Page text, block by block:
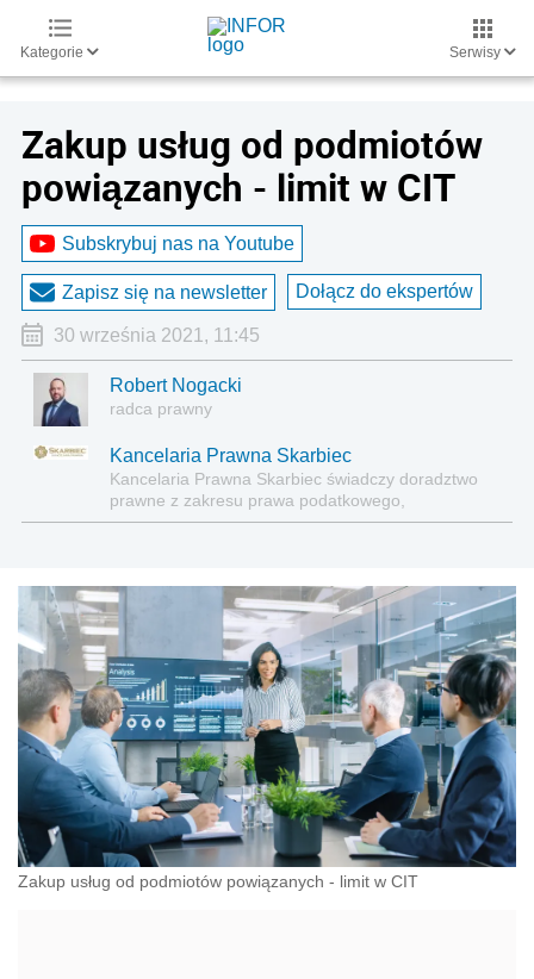
Kategorie Serwisy
Zakup usług od podmiotów
powiązanych - limit w CIT
Subskrybuj nas na Youtube
Zapisz się na newsletter Dołącz do ekspertów
30 września 2021, 11:45
Robert Nogacki
radca prawny
Kancelaria Prawna Skarbiec
Kancelaria Prawna Skarbiec świadczy doradztwo
prawne z zakresu prawa podatkowego,
gospodarczego, cywilnego i karnego.
Zakup usług od podmiotów powiązanych - limit w CIT